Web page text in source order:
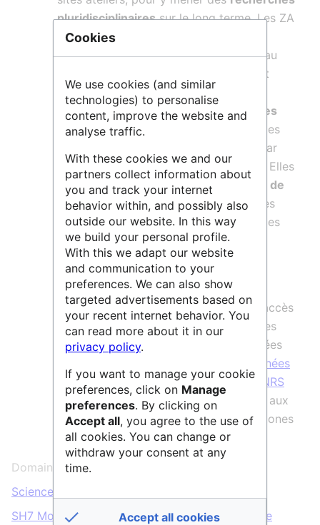
pluridisciplinairessur le long terme. Les ZA
portent les écosystèmes (marins,
montagnards, agricoles, fluviaux etc.) au
centre du dispositif, considérant autant
observationque l’analyseet
expérimentation, ou bien les pratiques
humaines sur ces milieux
, mais aussi les
comme par
exemple, les services écosystémiques. Elles
sont en prise directe avec les acteurs de
ce territoireet tout particulièrement les
questionnements émanant du monde des
gestionnaires, des politiques et des
associations.
Une partie des publications issues de
projets utilisant l’infrastructure est en accès
ouvert. Les données validées et décrites
sont publiées sur un entrepôt de données
politique des données
des dispositifs et infrastructures de CNRS
Écologie & Environnement
s’applique aux
données produites dans le cadre des Zones
Ateliers et leur réseau.
Domaines scientifiques :
Sciences Humaines & Sociales
SH7 Mobilité humaine, environnement et espace
Cookies
We use cookies (and similar
technologies) to personalise
content, improve the website and
analyse traffic.
With these cookies we and our
partners collect information about
you and track your internet
behavior within, and possibly also
outside our website. In this way
we build your personal profile.
With this we adapt our website
and communication to your
preferences. We can also show
targeted advertisements based on
your recent internet behavior. You
can read more about it in our
privacy policy.
If you want to manage your cookie
preferences, click on Manage
preferences. By clicking on
Accept all, you agree to the use of
all cookies. You can change or
withdraw your consent at any
time.
Accept all cookies